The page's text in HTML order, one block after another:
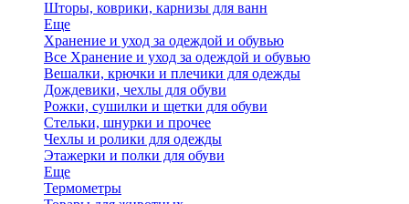
Шторы, коврики, карнизы для ванн
Еще
Хранение и уход за одеждой и обувью
Все Хранение и уход за одеждой и обувью
Вешалки, крючки и плечики для одежды
Дождевики, чехлы для обуви
Рожки, сушилки и щетки для обуви
Стельки, шнурки и прочее
Чехлы и ролики для одежды
Этажерки и полки для обуви
Еще
Термометры